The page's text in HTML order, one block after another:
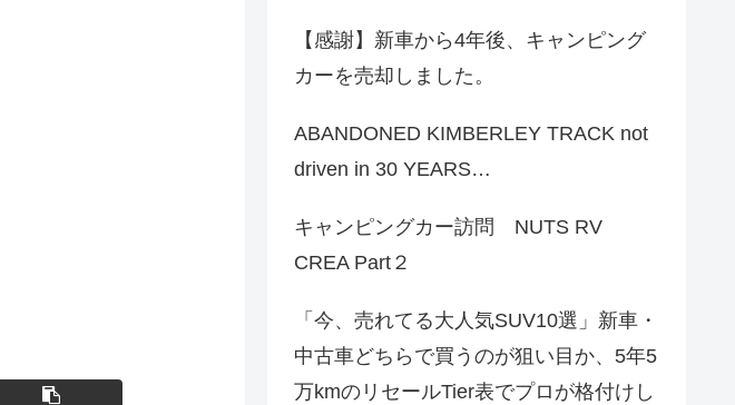
【感謝】新車から4年後、キャンピング
カーを売却しました。
ABANDONED KIMBERLEY TRACK not
driven in 30 YEARS…
キャンピングカー訪問 NUTS RV
CREA Part２
「今、売れてる大人気SUV10選」新車・
中古車どちらで買うのが狙い目か、5年5
万kmのリセールTier表でプロが格付けし